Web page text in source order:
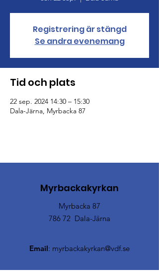
Registrering är stängd
Se andra evenemang
Tid och plats
22 sep. 2024 14:30 – 15:30
Dala-Järna, Myrbacka 87
Myrbackakyrkan
Myrbacka 87
786 72 Dala-Järna
Email: myrbackakyrkan@vdf.se